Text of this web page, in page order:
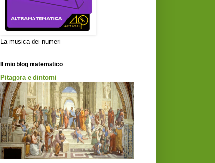
La musica dei numeri
Il mio blog matematico
Pitagora e dintorni